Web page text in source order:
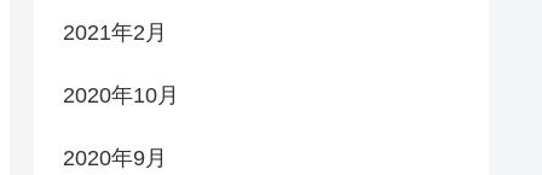
2021年2月
2020年10月
2020年9月